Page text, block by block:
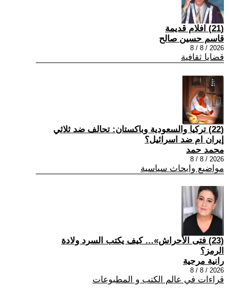
(21) افلام قديمة
قاسم حسين صالح
2026 / 8 / 8
قضايا ثقافية
(22) تركيا والسعودية وباكستان: تحالف ضد ثلاثي
إيران ام ضد اسرائيل؟
محمد حمد
2026 / 8 / 8
مواضيع وابحاث سياسية
(23) فتى الأحراش»… كيف يكتب السرد ولادة
الرمز؟
رانية مرجية
2026 / 8 / 8
قراءات في عالم الكتب و المطبوعات